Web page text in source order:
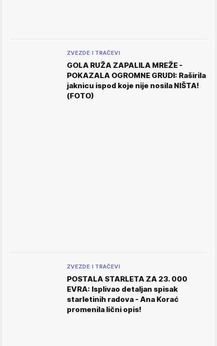
ZVEZDE I TRAČEVI
GOLA RUŽA ZAPALILA MREŽE -
POKAZALA OGROMNE GRUDI: Raširila
jaknicu ispod koje nije nosila NIŠTA!
(FOTO)
ZVEZDE I TRAČEVI
POSTALA STARLETA ZA 23. 000
EVRA: Isplivao detaljan spisak
starletinih radova - Ana Korać
promenila lični opis!